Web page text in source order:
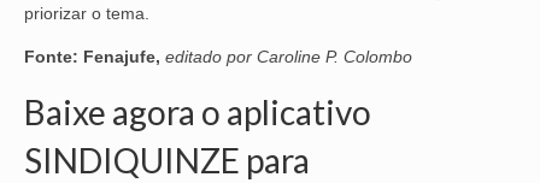
priorizar o tema.
Fonte: Fenajufe, editado por Caroline P. Colombo
Baixe agora o aplicativo
SINDIQUINZE para